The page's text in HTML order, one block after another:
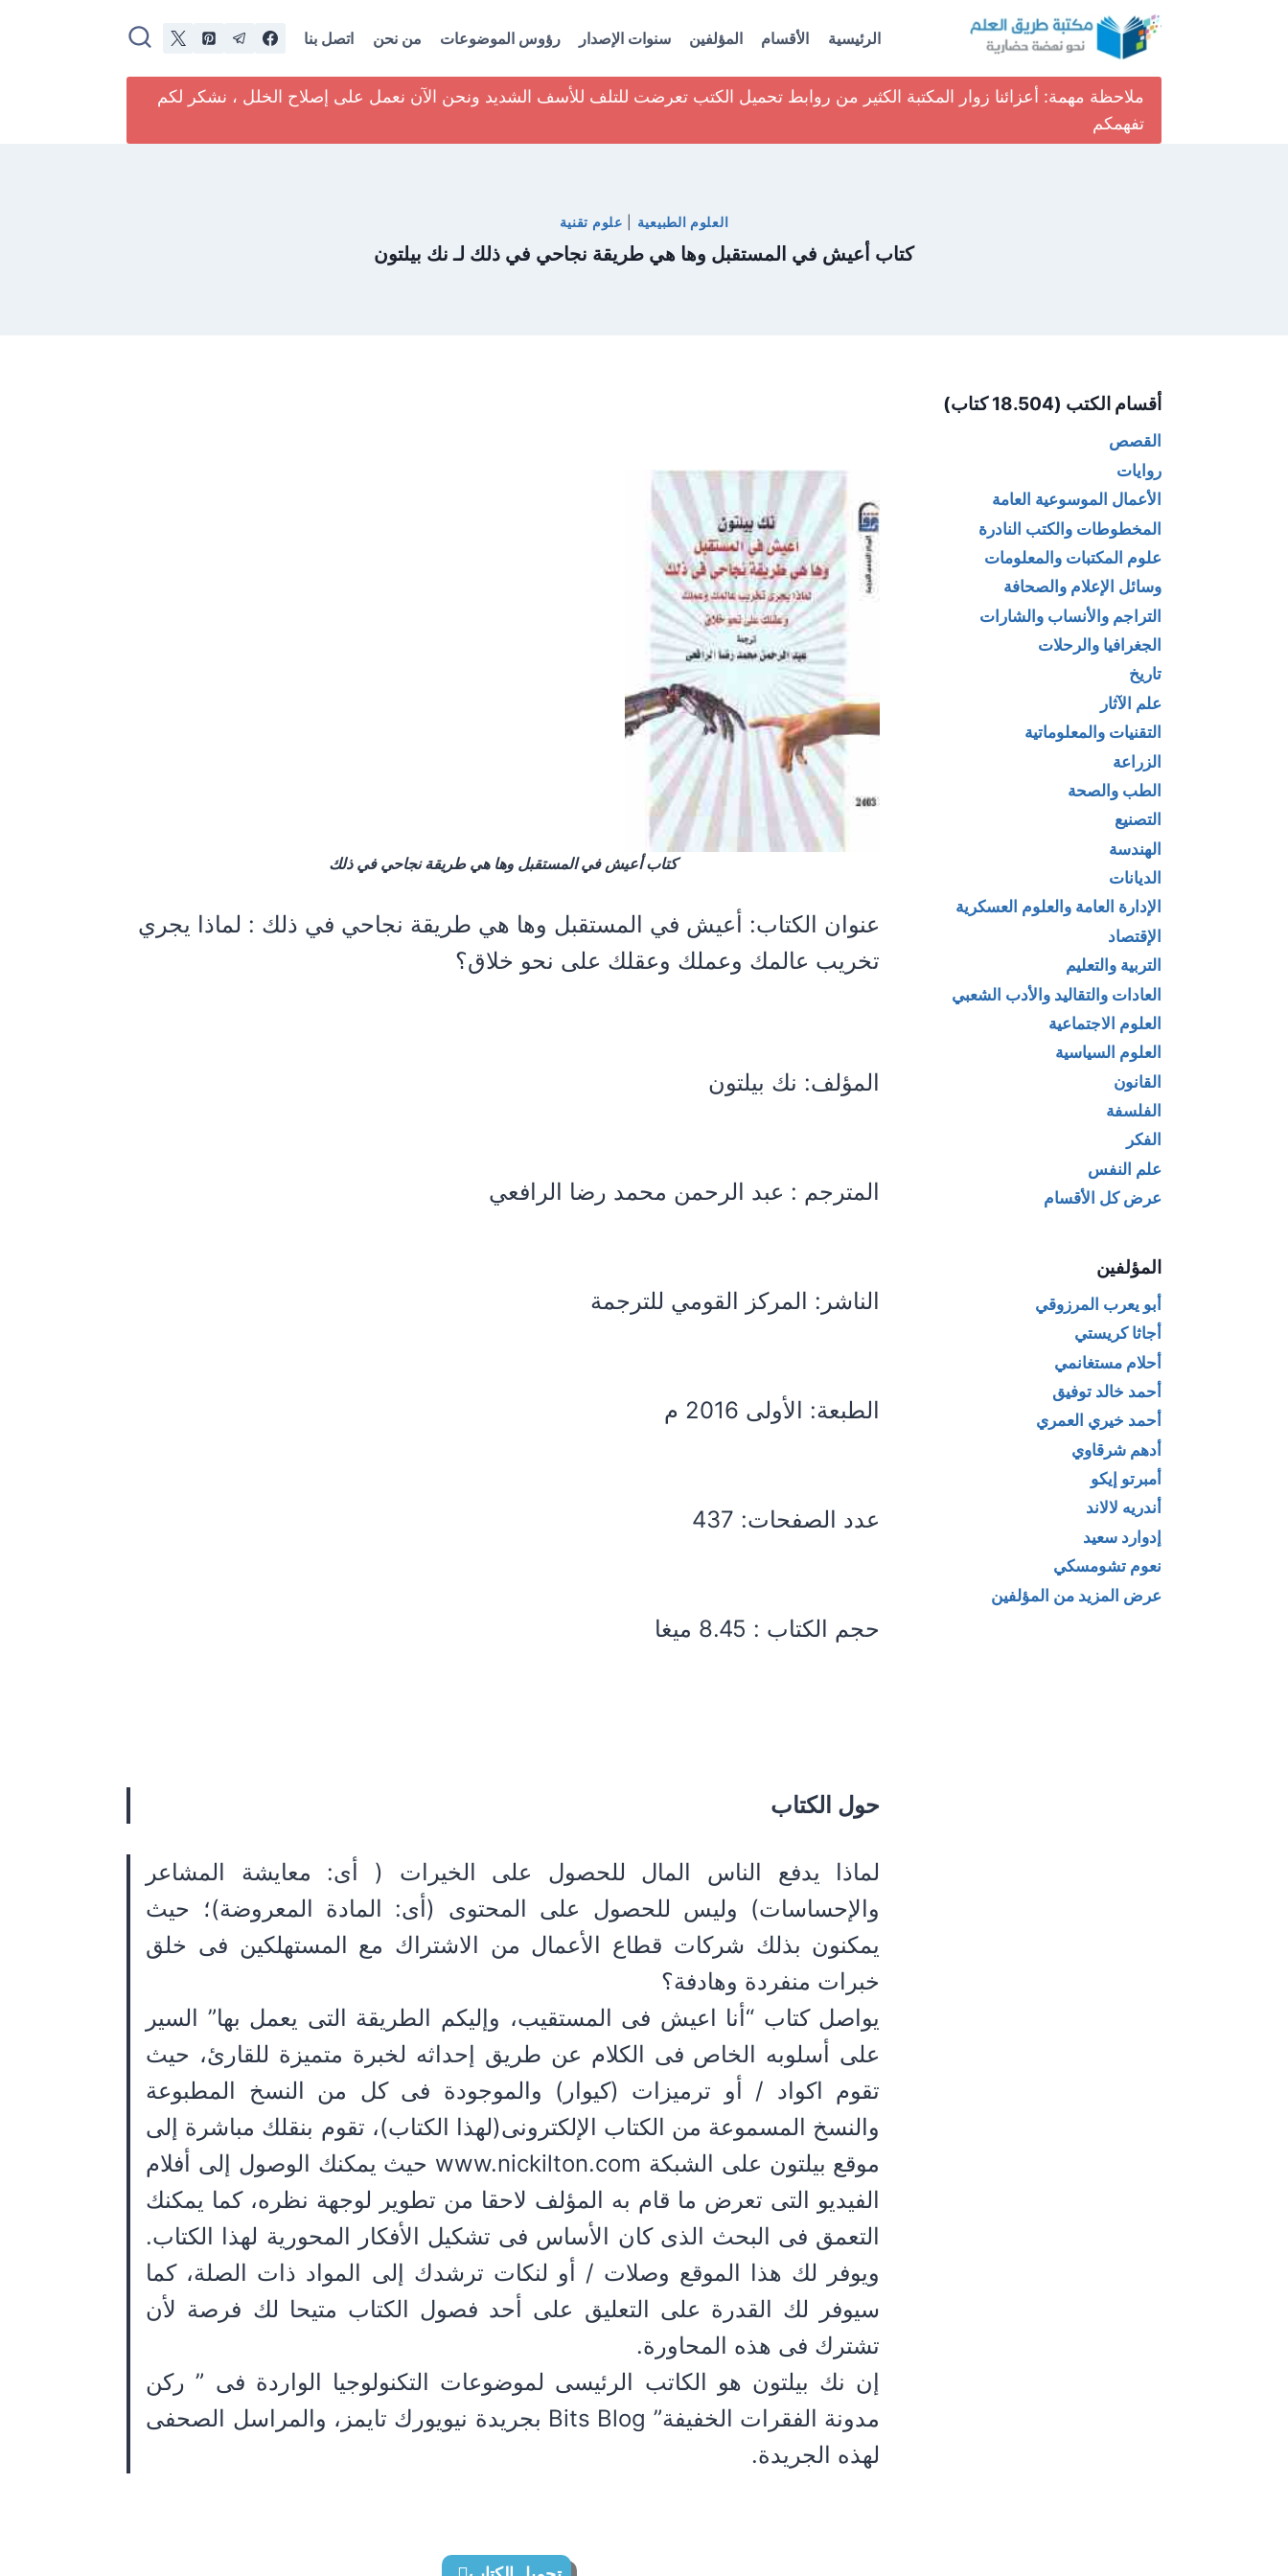
الرئيسية الأقسام المؤلفين سنوات الإصدار رؤوس الموضوعات من نحن اتصل بنا
ملاحظة مهمة: أعزائنا زوار المكتبة الكثير من روابط تحميل الكتب تعرضت للتلف للأسف الشديد ونحن الآن نعمل على إصلاح الخلل ، نشكر لكم
تفهمكم
العلوم الطبيعية علوم تقنية
كتاب أعيش في المستقبل وها هي طريقة نجاحي في ذلك لـ نك بيلتون
كتاب أعيش في المستقبل وها هي طريقة نجاحي في ذلك
عنوان الكتاب: أعيش في المستقبل وها هي طريقة نجاحي في ذلك : لماذا يجري
تخريب عالمك وعملك وعقلك على نحو خلاق؟
المؤلف: نك بيلتون
المترجم : عبد الرحمن محمد رضا الرافعي
الناشر: المركز القومي للترجمة
الطبعة: الأولى 2016 م
عدد الصفحات: 437
حجم الكتاب : 8.45 ميغا
حول الكتاب
لماذا يدفع الناس المال للحصول على الخيرات ( أى: معايشة المشاعر
والإحساسات) وليس للحصول على المحتوى (أى: المادة المعروضة)؛ حيث
يمكنون بذلك شركات قطاع الأعمال من الاشتراك مع المستهلكين فى خلق
خبرات منفردة وهادفة؟
يواصل كتاب “أنا اعيش فى المستقيب، وإليكم الطريقة التى يعمل بها” السير
على أسلوبه الخاص فى الكلام عن طريق إحداثه لخبرة متميزة للقارئ، حيث
تقوم اكواد / أو ترميزات (كيوار) والموجودة فى كل من النسخ المطبوعة
والنسخ المسموعة من الكتاب الإلكترونى(لهذا الكتاب)، تقوم بنقلك مباشرة إلى
موقع بيلتون على الشبكة www.nickilton.com حيث يمكنك الوصول إلى أفلام
الفيديو التى تعرض ما قام به المؤلف لاحقا من تطوير لوجهة نظره، كما يمكنك
التعمق فى البحث الذى كان الأساس فى تشكيل الأفكار المحورية لهذا الكتاب.
ويوفر لك هذا الموقع وصلات / أو لنكات ترشدك إلى المواد ذات الصلة، كما
سيوفر لك القدرة على التعليق على أحد فصول الكتاب متيحا لك فرصة لأن
تشترك فى هذه المحاورة.
إن نك بيلتون هو الكاتب الرئيسى لموضوعات التكنولوجيا الواردة فى ” ركن
مدونة الفقرات الخفيفة” Bits Blog بجريدة نيويورك تايمز، والمراسل الصحفى
لهذه الجريدة.
أقسام الكتب (18.504 كتاب)
القصص
روايات
الأعمال الموسوعية العامة
المخطوطات والكتب النادرة
علوم المكتبات والمعلومات
وسائل الإعلام والصحافة
التراجم والأنساب والشارات
الجغرافيا والرحلات
تاريخ
علم الآثار
التقنيات والمعلوماتية
الزراعة
الطب والصحة
التصنيع
الهندسة
الديانات
الإدارة العامة والعلوم العسكرية
الإقتصاد
التربية والتعليم
العادات والتقاليد والأدب الشعبي
العلوم الاجتماعية
العلوم السياسية
القانون
الفلسفة
الفكر
علم النفس
عرض كل الأقسام
المؤلفين
أبو يعرب المرزوقي
أجاثا كريستي
أحلام مستغانمي
أحمد خالد توفيق
أحمد خيري العمري
أدهم شرقاوي
أمبرتو إيكو
أندريه لالاند
إدوارد سعيد
نعوم تشومسكي
عرض المزيد من المؤلفين